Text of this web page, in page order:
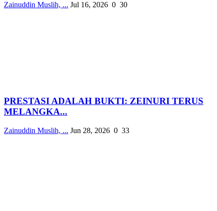
Zainuddin Muslih, ... Jul 16, 2026 0 30
PRESTASI ADALAH BUKTI: ZEINURI TERUS
MELANGKA...
Zainuddin Muslih, ... Jun 28, 2026 0 33